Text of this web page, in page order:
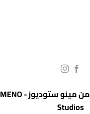
من
مينو ستوديوز - MENO
Studios